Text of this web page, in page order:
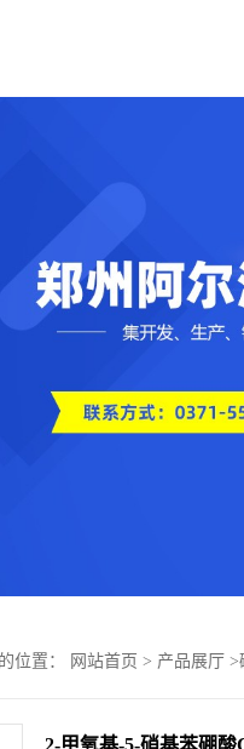
位置： 网站首页 > 产品展厅 >
2-甲氧基-5-硝基苯硼酸